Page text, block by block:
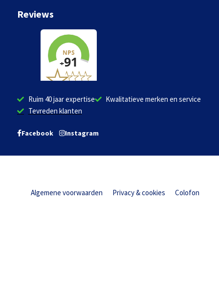
Reviews
Ruim 40 jaar expertise
Kwalitatieve merken en service
Tevreden klanten
Facebook Instagram
Algemene voorwaarden Privacy & cookies Colofon